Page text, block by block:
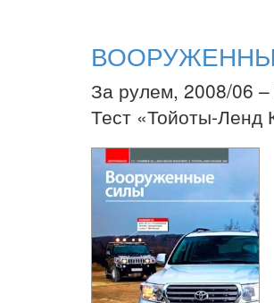
За рулем, 2008/06
Тест «Тойоты-Ленд